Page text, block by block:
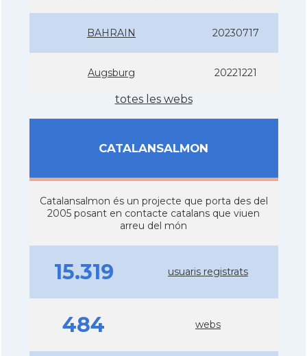
BAHRAIN 20230717
Augsburg 20221221
totes les webs
CATALANSALMON
Catalansalmon és un projecte que porta des del
2005 posant en contacte catalans que viuen
arreu del món
15.319 usuaris registrats
484 webs